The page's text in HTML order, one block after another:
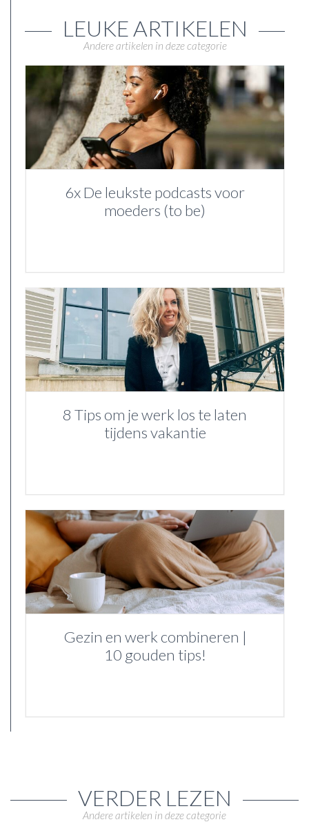
LEUKE ARTIKELEN
Andere artikelen in deze categorie
6x De leukste podcasts voor
moeders (to be)
8 Tips om je werk los te laten
tijdens vakantie
Gezin en werk combineren |
10 gouden tips!
VERDER LEZEN
Andere artikelen in deze categorie